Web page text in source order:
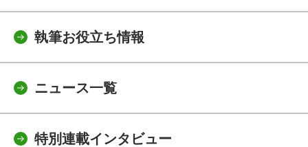
執筆お役立ち情報
ニュース一覧
特別連載インタビュー